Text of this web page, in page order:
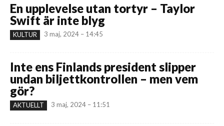
En upplevelse utan tortyr – Taylor
Swift är inte blyg
KULTUR 3 maj, 2024 – 14:45
Inte ens Finlands president slipper
undan biljettkontrollen – men vem
gör?
AKTUELLT 3 maj, 2024 – 11:51